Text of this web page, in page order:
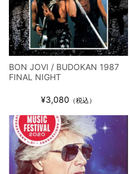
BON JOVI / BUDOKAN 1987
FINAL NIGHT
¥3,080 （税込）